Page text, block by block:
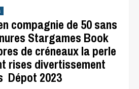
compagnie de 50 sans
Stargames Book
de créneaux la perle
rises divertissement
Dépot 2023